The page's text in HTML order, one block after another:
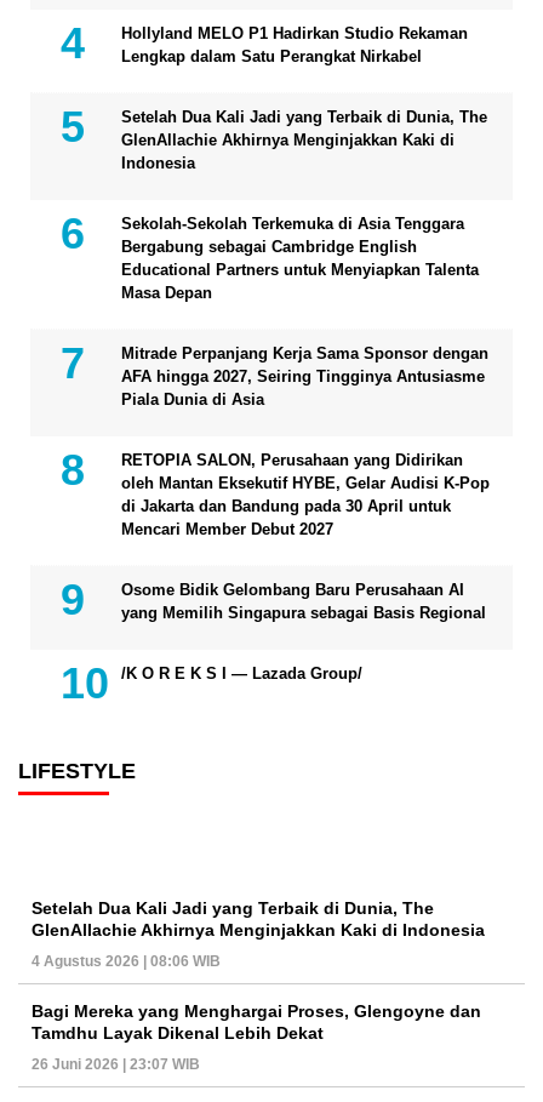
Hollyland MELO P1 Hadirkan Studio Rekaman
Lengkap dalam Satu Perangkat Nirkabel
Setelah Dua Kali Jadi yang Terbaik di Dunia, The
GlenAllachie Akhirnya Menginjakkan Kaki di
Indonesia
Sekolah-Sekolah Terkemuka di Asia Tenggara
Bergabung sebagai Cambridge English
Educational Partners untuk Menyiapkan Talenta
Masa Depan
Mitrade Perpanjang Kerja Sama Sponsor dengan
AFA hingga 2027, Seiring Tingginya Antusiasme
Piala Dunia di Asia
RETOPIA SALON, Perusahaan yang Didirikan
oleh Mantan Eksekutif HYBE, Gelar Audisi K-Pop
di Jakarta dan Bandung pada 30 April untuk
Mencari Member Debut 2027
Osome Bidik Gelombang Baru Perusahaan AI
yang Memilih Singapura sebagai Basis Regional
/K O R E K S I — Lazada Group/
LIFESTYLE
Setelah Dua Kali Jadi yang Terbaik di Dunia, The
GlenAllachie Akhirnya Menginjakkan Kaki di Indonesia
4 Agustus 2026 | 08:06 WIB
Bagi Mereka yang Menghargai Proses, Glengoyne dan
Tamdhu Layak Dikenal Lebih Dekat
26 Juni 2026 | 23:07 WIB